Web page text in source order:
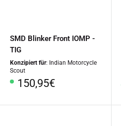
SMD Blinker Front IOMP -
TIG
Konzipiert für: Indian Motorcycle
Scout
Sonderpreis
150,95€